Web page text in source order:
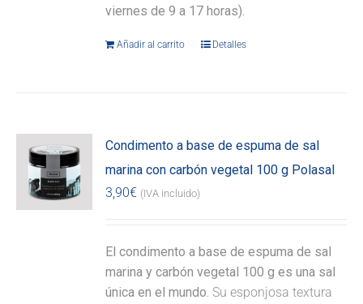
viernes de 9 a 17 horas).
Añadir al carrito Detalles
Condimento a base de espuma de sal
marina con carbón vegetal 100 g Polasal
3,90€ (IVA incluido)
El condimento a base de espuma de sal
marina y carbón vegetal 100 g es una sal
única en el mundo. Su esponjosa textura